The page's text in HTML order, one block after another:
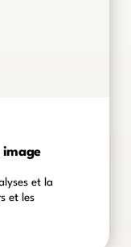
image
et la
et les